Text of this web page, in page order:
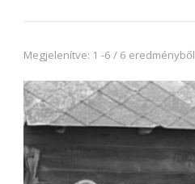
Megjelenítve: 1 -6 / 6 eredményből